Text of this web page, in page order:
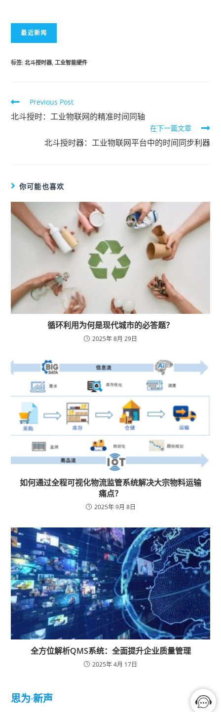
最近新闻
标签:北斗授时器 工业智能硬件
Previous Post
北斗授时：工业物联网的精准时间同轴
在下一篇文章
北斗授时器：工业物联网平台中的时间同步利器
你可能也喜欢
循环利用为何是现代城市的必答题？
2025年 8月 29日
如何通过全程可视化物流监管系统解决大宗物料运输
痛点？
2025年 9月 8日
全方位解析QMS系统：全面提升企业质量管理
2025年 4月 17日
思为·新声